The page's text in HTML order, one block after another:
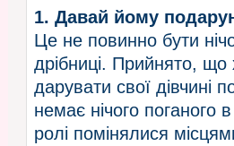
1. Давай йому
Це не повинно бути
дрібниці. Прийнято, що
дарувати свої дівчині
немає нічого поганого
ролі помінялися